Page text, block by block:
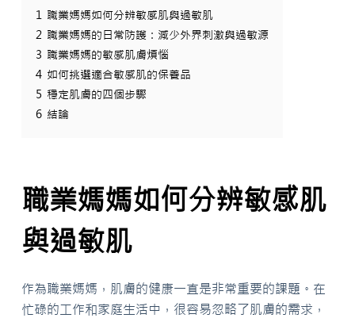
1 職業媽媽如何分辨敏感肌與過敏肌
2 職業媽媽的日常防護：減少外界刺激與過敏源
3 職業媽媽的敏感肌膚煩惱
4 如何挑選適合敏感肌的保養品
5 穩定肌膚的四個步驟
6 結論
職業媽媽如何分辨敏感肌
與過敏肌
作為職業媽媽，肌膚的健康一直是非常重要的課題。在
忙碌的工作和家庭生活中，很容易忽略了肌膚的需求，